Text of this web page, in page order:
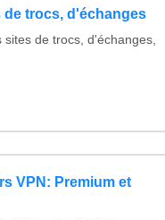
de trocs, d'échanges
de trocs, d'échanges,
VPN: Premium et